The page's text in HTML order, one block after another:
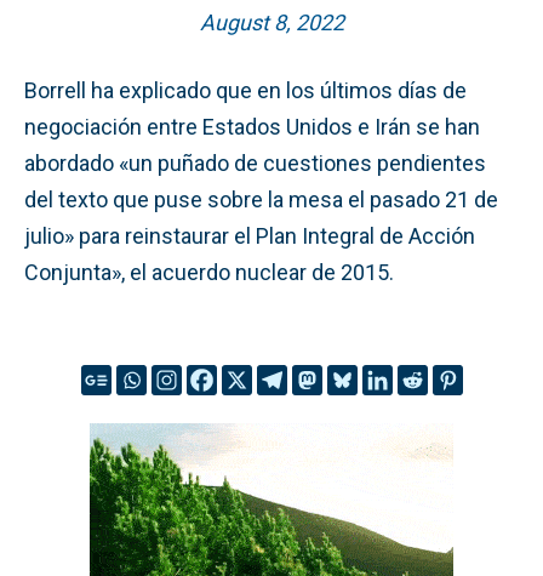
August 8, 2022
Borrell ha explicado que en los últimos días de
negociación entre Estados Unidos e Irán se han
abordado «un puñado de cuestiones pendientes
del texto que puse sobre la mesa el pasado 21 de
julio» para reinstaurar el Plan Integral de Acción
Conjunta», el acuerdo nuclear de 2015.